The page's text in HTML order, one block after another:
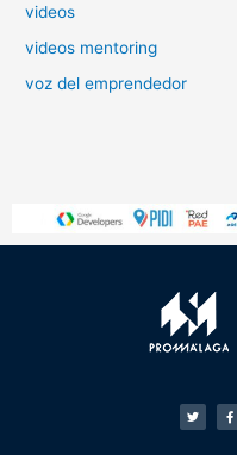
videos
videos mentoring
voz del emprendedor